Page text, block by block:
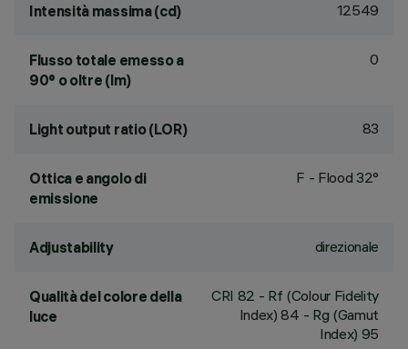
Intensità massima (cd) 12549
Flusso totale emesso a
90° o oltre (lm)
0
Light output ratio (LOR) 83
Ottica e angolo di
emissione
F - Flood 32°
Adjustability direzionale
Qualità del colore della
luce
CRI 82 - Rf (Colour Fidelity
Index) 84 - Rg (Gamut
Index) 95